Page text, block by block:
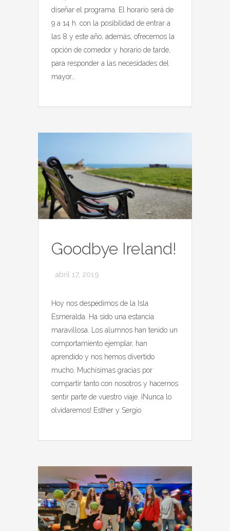
diseñar el programa. El horario será de
9 a 14 h. con la posibilidad de entrar a
las 8 y este año, además, ofrecemos la
opción de comedor y horario de tarde,
para responder a las necesidades del
mayor…
Goodbye Ireland!
abril 17, 2019
Hoy nos despedimos de la Isla
Esmeralda. Ha sido una estancia
maravillosa. Los alumnos han tenido un
comportamiento ejemplar, han
aprendido y nos hemos divertido
mucho. Muchísimas gracias por
compartir tanto con nosotros y hacernos
sentir parte de vuestro viaje. ¡Nunca lo
olvidaremos! Esther y Sergio